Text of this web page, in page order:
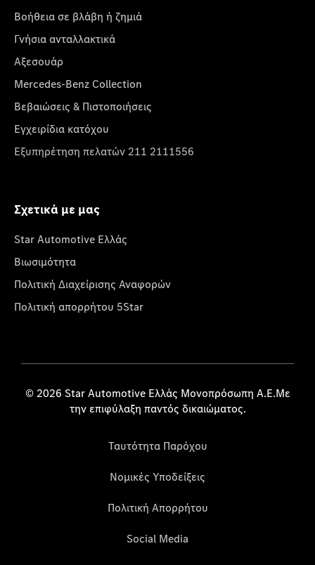
Βοήθεια σε βλάβη ή ζημιά
Γνήσια ανταλλακτικά
Αξεσουάρ
Mercedes-Benz Collection
Βεβαιώσεις & Πιστοποιήσεις
Εγχειρίδια κατόχου
Εξυπηρέτηση πελατών 211 2111556
Σχετικά με μας
Star Automotive Ελλάς
Βιωσιμότητα
Πολιτική Διαχείρισης Αναφορών
Πολιτική απορρήτου 5Star
© 2026 Star Automotive Ελλάς Μονοπρόσωπη Α.Ε.Με
την επιφύλαξη παντός δικαιώματος.
Ταυτότητα Παρόχου
Νομικές Υποδείξεις
Πολιτική Απορρήτου
Social Media